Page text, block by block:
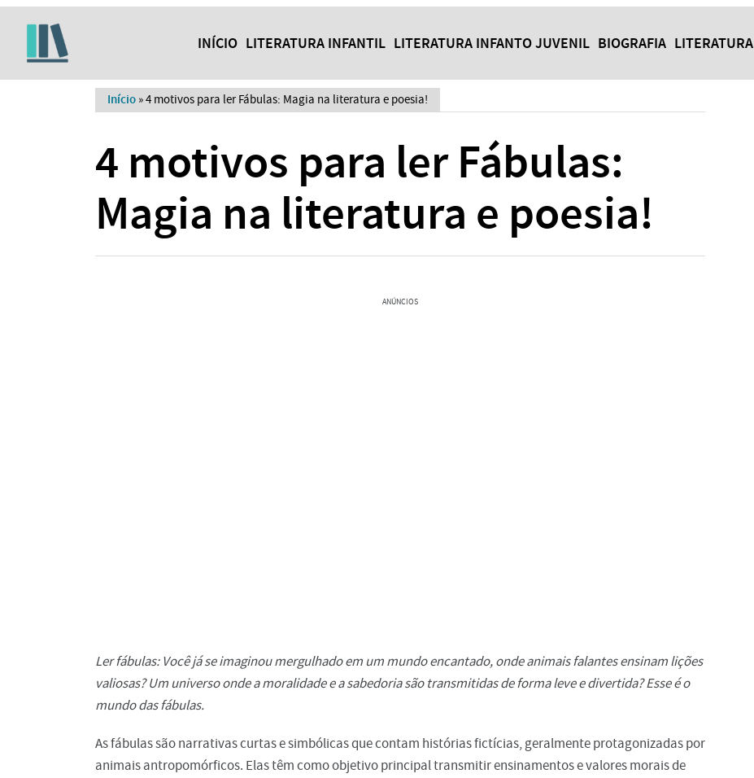
INÍCIO LITERATURA INFANTIL LITERATURA INFANTO JUVENIL BIOGRAFIA LITERATURA
Início »4 motivos para ler Fábulas: Magia na literatura e poesia!
4 motivos para ler Fábulas:
Magia na literatura e poesia!
ANÚNCIOS
Ler fábulas: Você já se imaginou mergulhado em um mundo encantado, onde animais falantes ensinam lições
valiosas? Um universo onde a moralidade e a sabedoria são transmitidas de forma leve e divertida? Esse é o
mundo das fábulas.
As fábulas são narrativas curtas e simbólicas que contam histórias fictícias, geralmente protagonizadas por
animais antropomórficos. Elas têm como objetivo principal transmitir ensinamentos e valores morais de